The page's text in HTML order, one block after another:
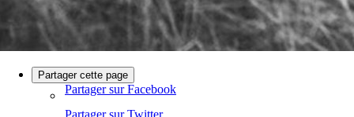
Partager cette page
Partager sur Facebook